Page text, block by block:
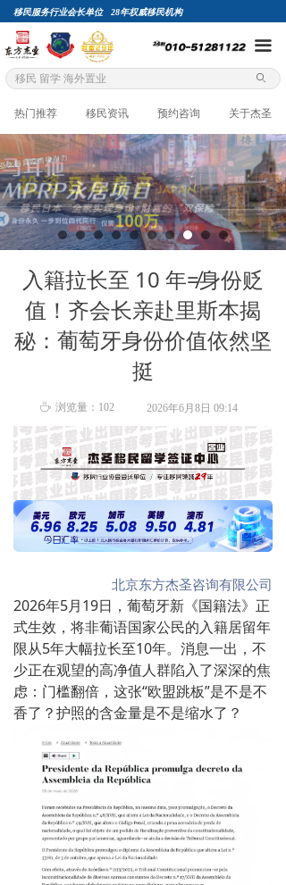
移民服务行业会长单位 28年权威移民机构
끀
ꄙ
热门推荐 移民资讯 预约咨询 关于杰圣
入籍拉长至 10 年≠身份贬
值！齐会长亲赴里斯本揭
秘：葡萄牙身份价值依然坚
挺
北京东方杰圣咨询有限公司
2026年5月19日，葡萄牙新《国籍法》正
式生效，将非葡语国家公民的入籍居留年
限从5年大幅拉长至10年。消息一出，不
少正在观望的高净值人群陷入了深深的焦
虑：门槛翻倍，这张“欧盟跳板”是不是不
香了？护照的含金量是不是缩水了？
2026年6月8日 09:14
ꄘ 浏览量： 102